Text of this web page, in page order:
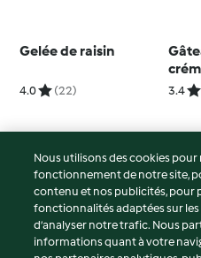
Gelée de raisin
4.0 (22) 3.4
© Copyright 2026
Conditions d'utilisation
Politique de confidentialité
Nous utilisons des cookies pour
fonctionnement de notre site,
contenu et nos publicités, pour
fonctionnalités adaptées sur les
d’analyser notre trafic. Nous
informations quant à votre